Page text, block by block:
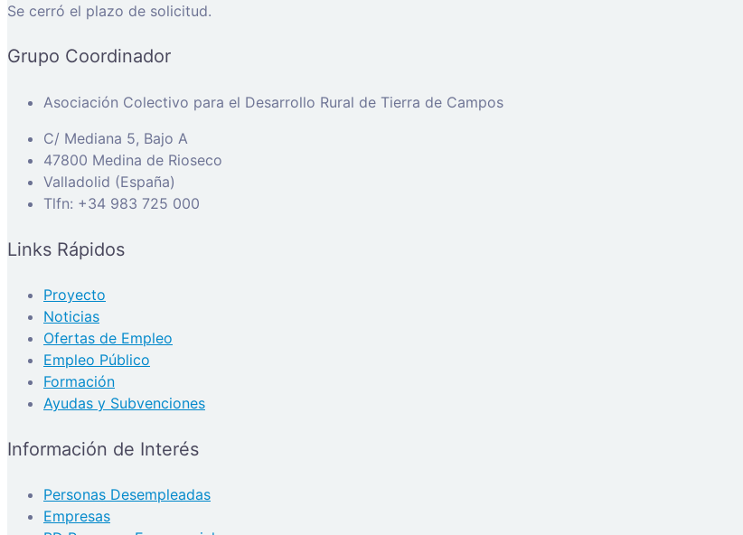
Se cerró el plazo de solicitud.
Grupo Coordinador
Asociación Colectivo para el Desarrollo Rural de Tierra de Campos
C/ Mediana 5, Bajo A
47800 Medina de Rioseco
Valladolid (España)
Tlfn: +34 983 725 000
Links Rápidos
Proyecto
Noticias
Ofertas de Empleo
Empleo Público
Formación
Ayudas y Subvenciones
Información de Interés
Personas Desempleadas
Empresas